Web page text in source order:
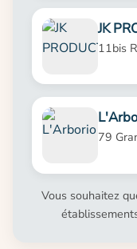
JK
11bis
79
Vous souhaitez